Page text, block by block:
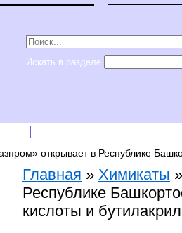
Искать в разделе
открывает в Республике
Главная » Химикаты
Республике
кислоты и